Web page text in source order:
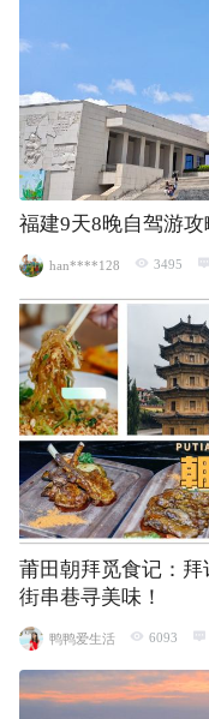
福建9天8晚自驾游攻
han****128 3495
莆田朝拜觅食记：
街串巷寻美味！
鸭鸭爱生活 6093